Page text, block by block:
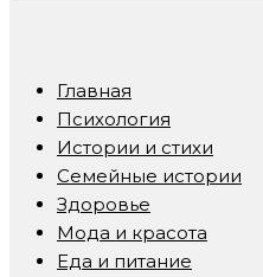
Главная
Психология
Истории и стихи
Семейные истории
Здоровье
Мода и красота
Еда и питание